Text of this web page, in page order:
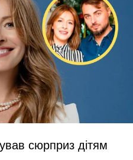
сюрприз дітям